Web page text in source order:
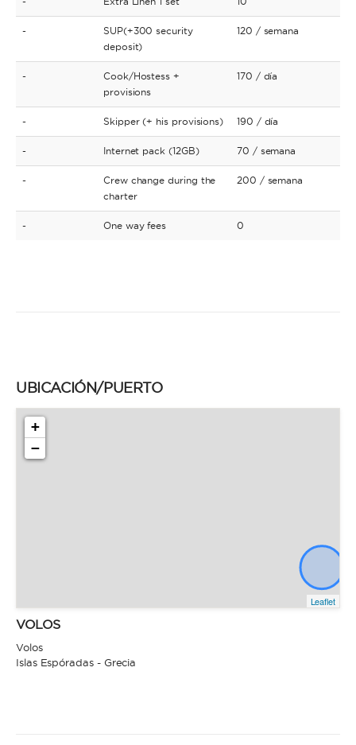
-
SUP(+300 security
deposit)
120 / semana
-
Cook/Hostess +
provisions
170 / día
- Skipper (+ his provisions) 190 / día
- Internet pack (12GB) 70 / semana
-
Crew change during the
charter
200 / semana
- One way fees 0
UBICACIÓN/PUERTO
+
−
Leaflet
VOLOS
Volos
Islas Espóradas - Grecia